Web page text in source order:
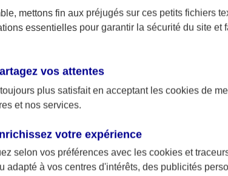
mettons fin aux préjugés sur ces petits fichiers
essentielles pour garantir la sécurité du site
vos attentes
plus satisfait en acceptant les cookies de
et nos services.
votre expérience
selon vos préférences avec les cookies et
adapté à vos centres d'intérêts, des publicités